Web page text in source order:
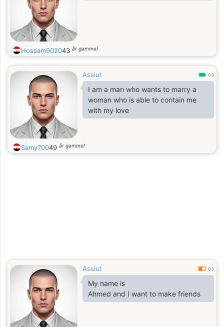
Hossam902043 år gammel
Assiut 0.9
I am a man who wants to marry a
woman who is able to contain me
with my love
Samy70049 år gammel
Assiut 0.5
My name is
Ahmed and I want to make friends